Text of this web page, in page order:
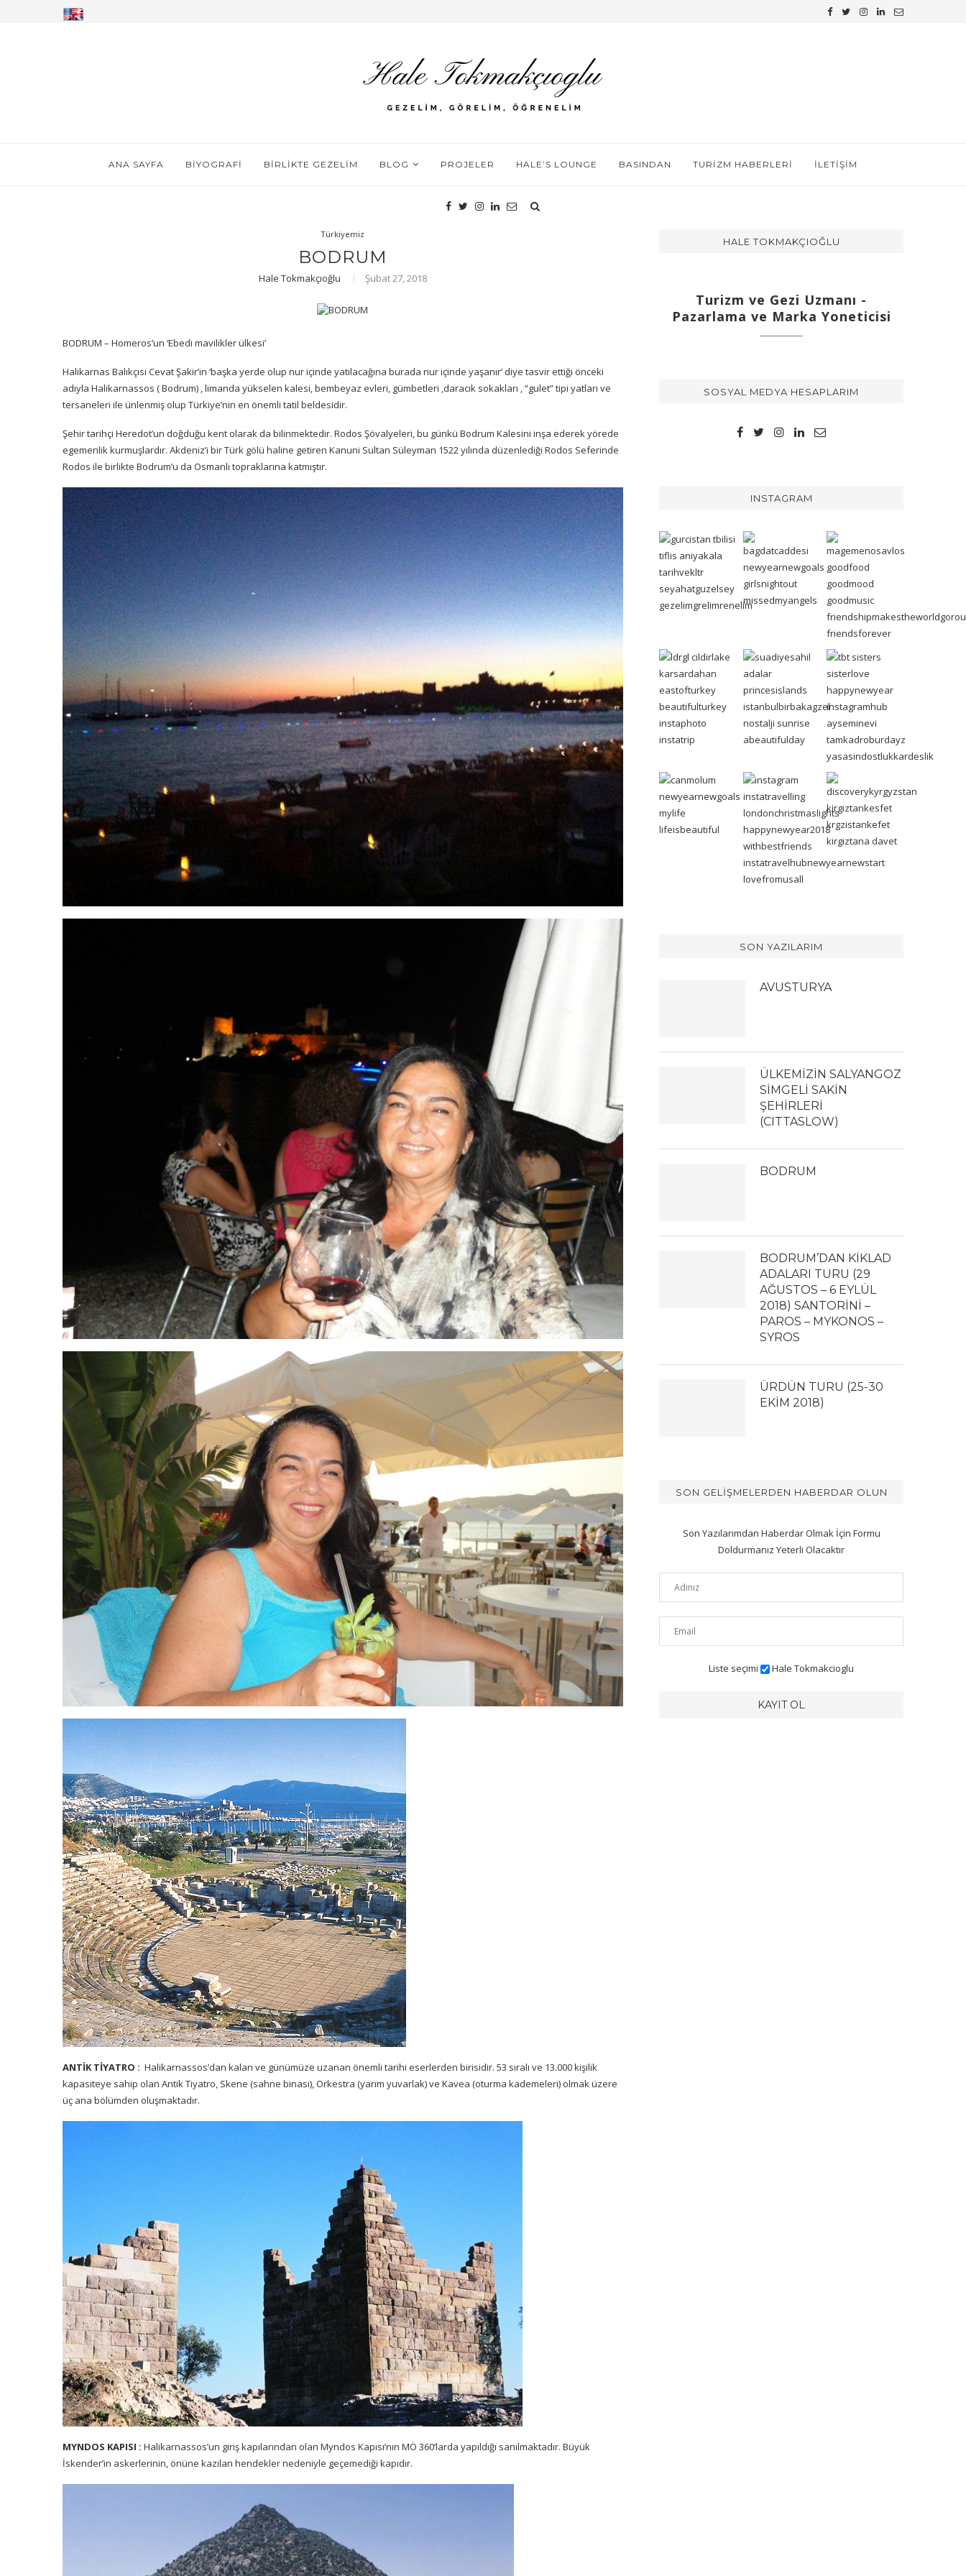
ANA SAYFA BIYOGRAFI BIRLIKTE GEZELIM BLOG PROJELER HALE’S LOUNGE BASINDAN TURIZM HABERLERI İLETIŞIM
Türkiyemiz
BODRUM
Hale Tokmakçıoğlu Şubat 27, 2018
BODRUM – Homeros’un ‘Ebedi mavilikler ülkesi’
Halikarnas Balıkçısı Cevat Şakir’in ‘başka yerde olup nur içinde yatılacağına burada nur içinde yaşanır’ diye tasvir ettiği önceki
adıyla Halikarnassos ( Bodrum) , limanda yükselen kalesi, bembeyaz evleri, gümbetleri ,daracık sokakları , “gulet” tipi yatları ve
tersaneleri ile ünlenmiş olup Türkiye’nin en önemli tatil beldesidir.
Şehir tarihçi Heredot’un doğduğu kent olarak da bilinmektedir. Rodos Şövalyeleri, bu günkü Bodrum Kalesini inşa ederek yörede
egemenlik kurmuşlardır. Akdeniz’i bir Türk gölü haline getiren Kanuni Sultan Süleyman 1522 yılında düzenlediği Rodos Seferinde
Rodos ile birlikte Bodrum’u da Osmanlı topraklarına katmıştır.
ANTİK TİYATRO : Halikarnassos’dan kalan ve günümüze uzanan önemli tarihi eserlerden birisidir. 53 sıralı ve 13.000 kişilik
kapasiteye sahip olan Antik Tiyatro , Skene (sahne binası), Orkestra (yarım yuvarlak) ve Kavea (oturma kademeleri) olmak üzere
üç ana bölümden oluşmaktadır.
MYNDOS KAPISI : Halikarnassos’un giriş kapılarından olan Myndos Kapısı’nın MÖ 360’larda yapıldığı sanılmaktadır. Büyük
İskender’in askerlerinin, önüne kazılan hendekler nedeniyle geçemediği kapıdır.
HALE TOKMAKÇIOĞLU
Turizm ve Gezi Uzmanı -
Pazarlama ve Marka Yoneticisi
SOSYAL MEDYA HESAPLARIM
INSTAGRAM
SON YAZILARIM
AVUSTURYA
ÜLKEMİZİN SALYANGOZ
SİMGELİ SAKİN
ŞEHİRLERİ
(CITTASLOW)
BODRUM
BODRUM’DAN KİKLAD
ADALARI TURU (29
AĞUSTOS – 6 EYLÜL
2018) SANTORİNİ –
PAROS – MYKONOS –
SYROS
ÜRDÜN TURU (25-30
EKİM 2018)
SON GELIŞMELERDEN HABERDAR OLUN
Son Yazılarımdan Haberdar Olmak İçin Formu
Doldurmanız Yeterli Olacaktır
Liste seçimi Hale Tokmakcioglu